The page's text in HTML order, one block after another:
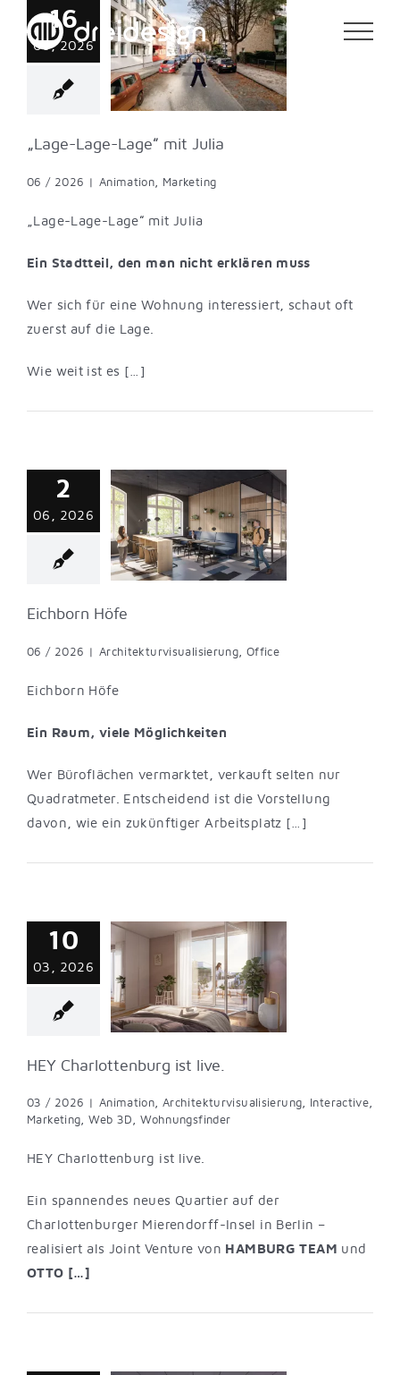
Inhalt
springen
16
06, 2026
Lage“ mit
Marketing
„Lage-Lage-Lage“ mit Julia
06 / 2026 | Animation, Marketing
„Lage-Lage-Lage“ mit Julia
Ein Stadtteil, den man nicht erklären muss
Wer sich für eine Wohnung interessiert, schaut oft
zuerst auf die Lage.
Wie weit ist es […]
2
06, 2026
Höfe
Eichborn Höfe
06 / 2026 | Architekturvisualisierung, Office
Eichborn Höfe
Ein Raum, viele Möglichkeiten
Wer Büroflächen vermarktet, verkauft selten nur
Quadratmeter. Entscheidend ist die Vorstellung
davon, wie ein zukünftiger Arbeitsplatz […]
10
03, 2026
ist
Marketing
HEY Charlottenburg ist live.
03 / 2026 | Animation, Architekturvisualisierung, Interactive,
Marketing,Web 3D,Wohnungsfinder
HEY Charlottenburg ist live.
Ein spannendes neues Quartier auf der
Charlottenburger Mierendorff-Insel in Berlin –
realisiert als Joint Venture von HAMBURG TEAM und
OTTO […]